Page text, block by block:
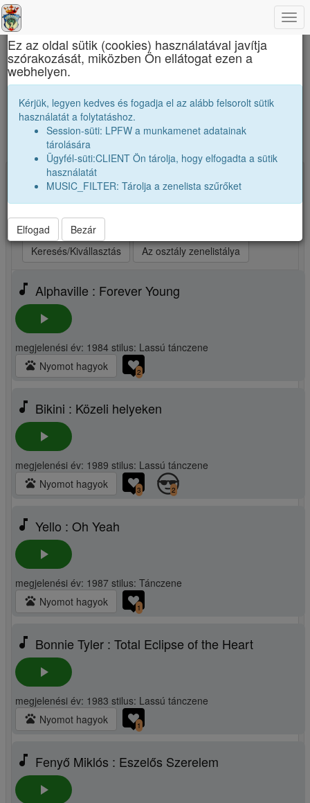
Református Kollégium
A mi osztályunk zenetoplistája. Ezeket
számokat szívesen hallgatjuk.
Új zene, vagy kedvenceim kiválasztása
Kiválasztva: 25 Indítsd a lejátszót! (max 25)
Legjobb szám elsőnek Legjobb szám utoljára
Véletlenszerüen
Keresés/Kivállasztás
Az osztály zenelistálya
music_note Alphaville : Forever Young
play_arrow
megjelenési év: 1984 stilus: Lassú tánczene
pets Nyomot hagyok 2
music_note Bikini : Közeli helyeken
play_arrow
megjelenési év: 1989 stilus: Lassú tánczene
pets Nyomot hagyok 3 2
music_note Yello : Oh Yeah
play_arrow
megjelenési év: 1987 stilus: Tánczene
pets Nyomot hagyok 1
music_note Bonnie Tyler : Total Eclipse of the Heart
play_arrow
megjelenési év: 1983 stilus: Lassú tánczene
pets Nyomot hagyok 1
music_note Fenyő Miklós : Eszelős Szerelem
play_arrow
×
Ez az oldal sütik (cookies) használatával javítja
szórakozását, miközben Ön ellátogat ezen a
webhelyen.
Kérjük, legyen kedves és fogadja el az alább felsorolt sütik
használatát a folytatáshoz.
Session-süti: LPFW a munkamenet adatainak
tárolására
Ügyfél-süti:CLIENT Ön tárolja, hogy elfogadta a sütik
használatát
MUSIC_FILTER: Tárolja a zenelista szűrőket
Elfogad Bezár